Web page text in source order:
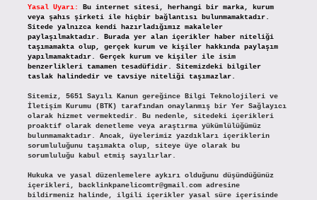
Yasal Uyarı:
Bu internet sitesi, herhangi bir marka, kurum
veya şahıs şirketi ile hiçbir bağlantısı bulunmamaktadır.
Sitede yalnızca kendi hazırladığımız makaleler
paylaşılmaktadır. Burada yer alan içerikler haber niteliği
taşımamakta olup, gerçek kurum ve kişiler hakkında paylaşım
yapılmamaktadır. Gerçek kurum ve kişiler ile isim
benzerlikleri tamamen tesadüfidir. Sitemizdeki bilgiler
taslak halindedir ve tavsiye niteliği taşımazlar.
Sitemiz, 5651 Sayılı Kanun gereğince Bilgi Teknolojileri ve
İletişim Kurumu (BTK) tarafından onaylanmış bir Yer Sağlayıcı
olarak hizmet vermektedir. Bu nedenle, sitedeki içerikleri
proaktif olarak denetleme veya araştırma yükümlülüğümüz
bulunmamaktadır. Ancak, üyelerimiz yazdıkları içeriklerin
sorumluluğunu taşımakta olup, siteye üye olarak bu
sorumluluğu kabul etmiş sayılırlar.
Hukuka ve yasal düzenlemelere aykırı olduğunu düşündüğünüz
içerikleri,
backlinkpanelicomtr@gmail.comadresine
bildirmeniz halinde, ilgili içerikler yasal süre içerisinde